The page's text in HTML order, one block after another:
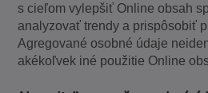
s cieľom vylepšiť Online obsah
analyzovať trendy a prispôsobiť
Agregované osobné údaje
akékoľvek iné použitie Online